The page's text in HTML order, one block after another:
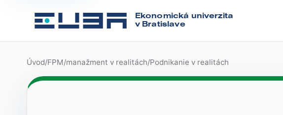
Ekonomická univerzita
v Bratislave
Úvod/FPM/manažment v realitách/Podnikanie v realitách